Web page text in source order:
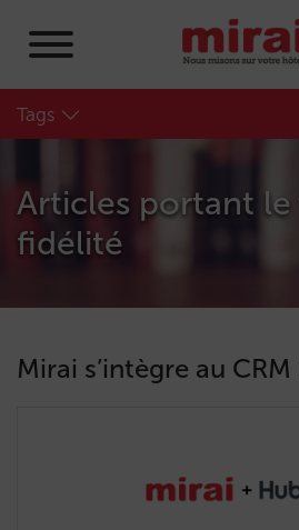
Tags
Articles portant le
fidélité
Mirai s’intègre au